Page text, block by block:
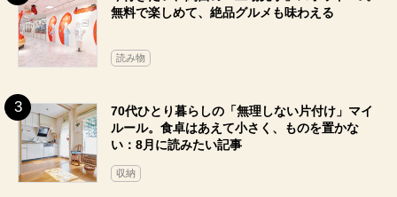
無料で楽しめて、絶品グルメも味わえる
読み物
70代ひとり暮らしの「無理しない片付け」マイ
ルール。食卓はあえて小さく、ものを置かな
い：8月に読みたい記事
収納